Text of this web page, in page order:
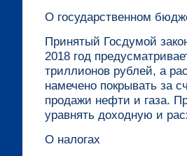
О государственном
Принятый Госдумой
2018 год
триллионов рублей, а
намечено покрывать за
продажи нефти и газа.
уравнять доходную и
О налогах